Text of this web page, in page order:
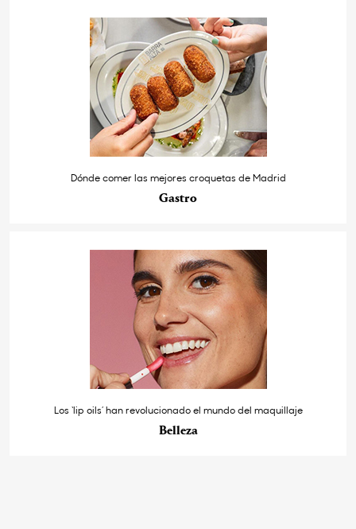
Dónde comer las mejores croquetas de Madrid
Gastro
Los ‘lip oils’ han revolucionado el mundo del maquillaje
Belleza